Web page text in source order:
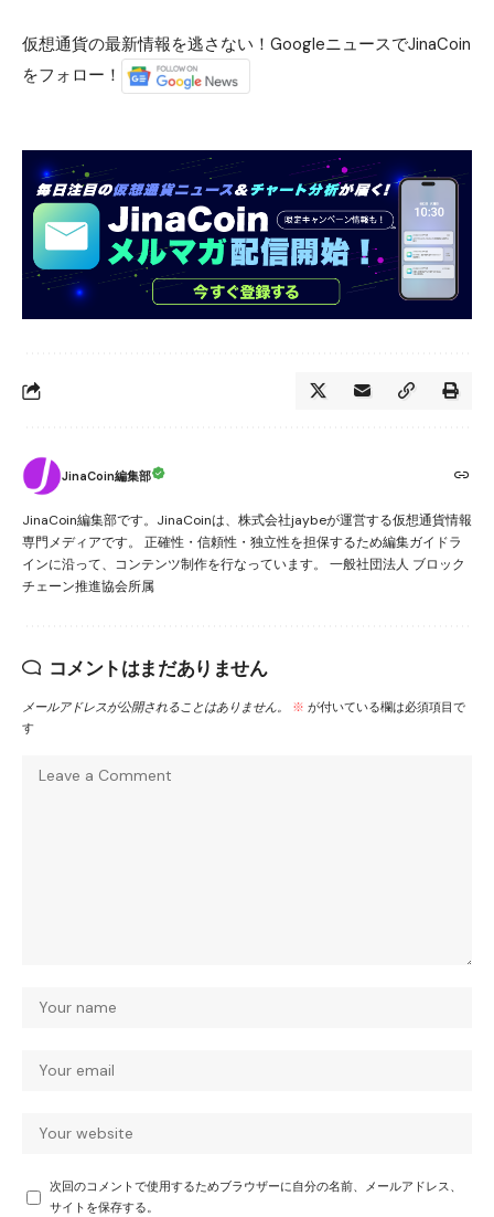
仮想通貨の最新情報を逃さない！GoogleニュースでJinaCoin
をフォロー！
JinaCoin編集部
JinaCoin編集部です。JinaCoinは、株式会社jaybeが運営する仮想通貨情報
専門メディアです。 正確性・信頼性・独立性を担保するため編集ガイドラ
インに沿って、コンテンツ制作を行なっています。 一般社団法人 ブロック
チェーン推進協会所属
コメントはまだありません
メールアドレスが公開されることはありません。 ※ が付いている欄は必須項目で
す
次回のコメントで使用するためブラウザーに自分の名前、メールアドレス、
サイトを保存する。